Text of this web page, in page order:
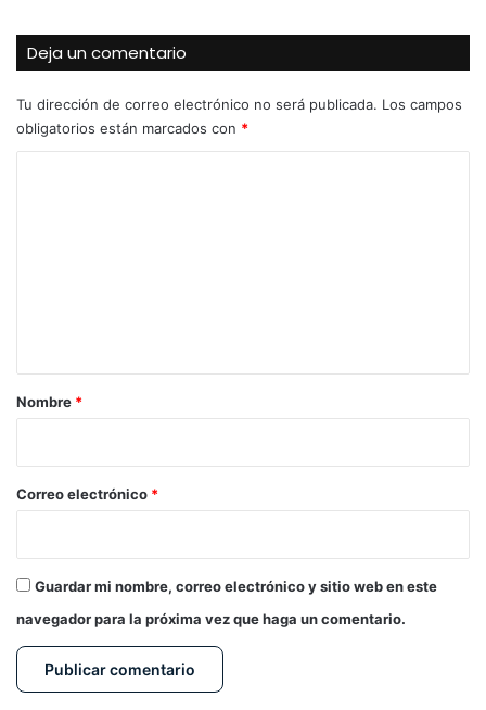
Deja un comentario
Tu dirección de correo electrónico no será publicada. Los campos
obligatorios están marcados con *
r
*
Nombre *
Correo electrónico *
Guardar mi nombre, correo electrónico y sitio web en este
navegador para la próxima vez que haga un comentario.